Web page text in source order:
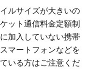
ルサイズが大きいの
ット通信料金定額制
加入していない携帯
マートフォンなどを
いる方はご注意くだ